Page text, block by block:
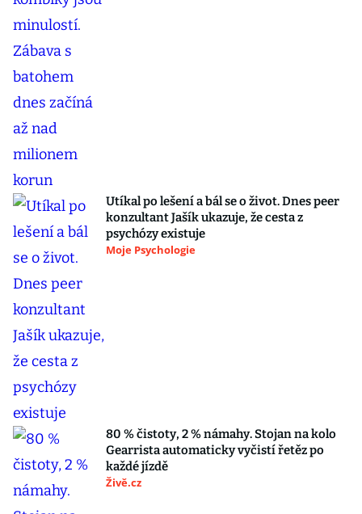
Utíkal po lešení a bál se o život. Dnes peer
konzultant Jašík ukazuje, že cesta z
psychózy existuje
Moje Psychologie
80 % čistoty, 2 % námahy. Stojan na kolo
Gearrista automaticky vyčistí řetěz po
každé jízdě
Živě.cz